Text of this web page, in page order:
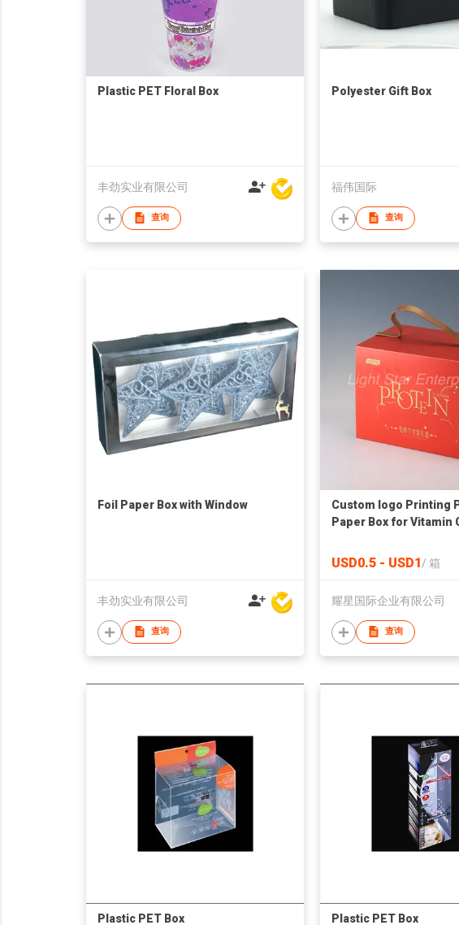
Plastic PET Floral Box
丰劲实业有限公司
查询
Polyester Gift Box
福伟国际
查询
Foil Paper Box with Window
丰劲实业有限公司
查询
Custom logo Printing
Paper Box for Vitamin
USD0.5 - USD1/ 箱
耀星国际企业有限公司
查询
Plastic PET Box Plastic PET Box